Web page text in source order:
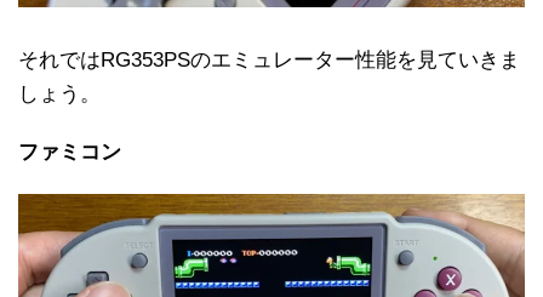
それではRG353PSのエミュレーター性能を見ていきま
しょう。
ファミコン